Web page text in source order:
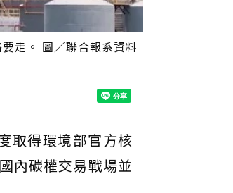
走。 圖／聯合報系資料
取得環境部官方核
內碳權交易戰場並